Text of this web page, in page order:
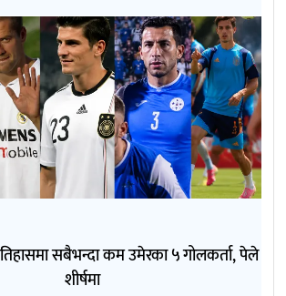
सबैभन्दा कम उमेरका ५ गोलकर्ता, पेले
शीर्षमा